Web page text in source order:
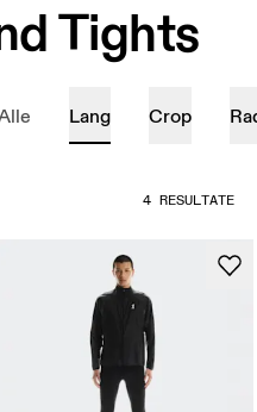
Tights
Lang Crop
4 RESULTATE